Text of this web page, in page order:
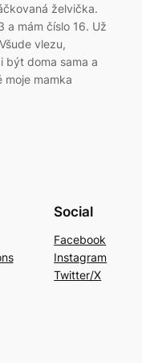
želvička.
a mám číslo 16. Už
vlezu,
být doma sama a
moje mamka
Social
Facebook
Instagram
Twitter/X